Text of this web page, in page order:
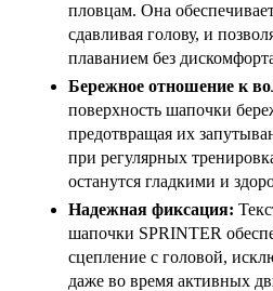
пловцам. Она
сдавливая голову, и
плаванием без
Бережное отношение к
поверхность шапочки
предотвращая их
при регулярных
останутся гладкими и
Надежная фиксация:
шапочки SPRINTER
сцепление с головой,
даже во время активных